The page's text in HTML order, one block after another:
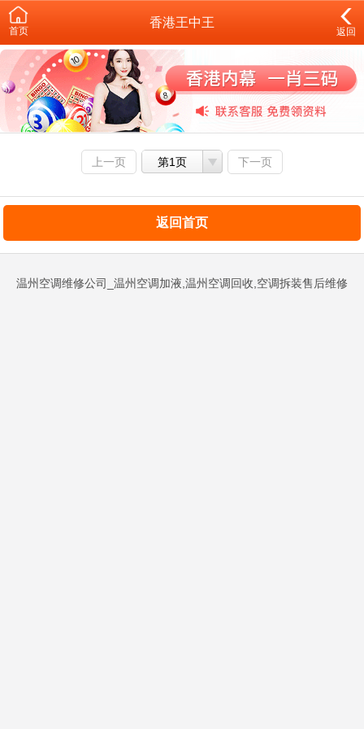
首页
香港王中王
返回
上一页 第1页 下一页
返回首页
温州空调维修公司_温州空调加液,温州空调回收,空调拆装售后维修